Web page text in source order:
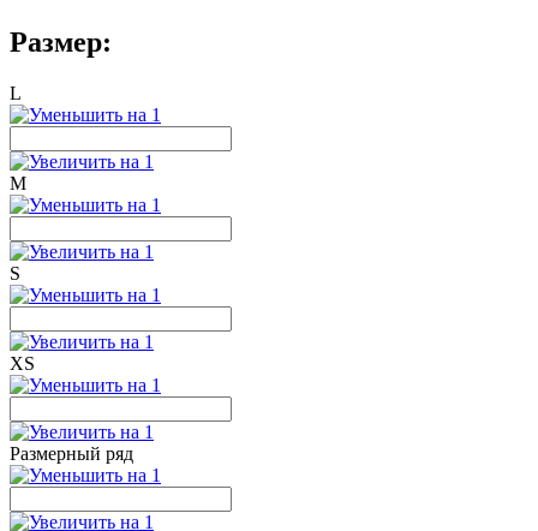
Размер:
L
M
S
XS
Размерный ряд